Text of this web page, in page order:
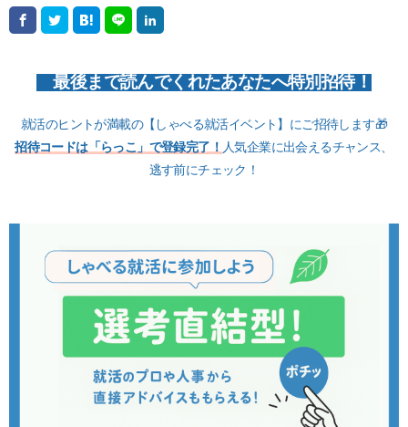
最後まで読んでくれたあなたへ特別招待！
就活のヒントが満載の【しゃべる就活イベント】にご招待します🎁
招待コードは「らっこ」で登録完了！ 人気企業に出会えるチャンス、
逃す前にチェック！